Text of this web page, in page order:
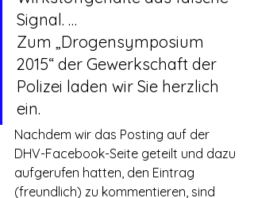
Signal. …
Zum „Drogensymposium
2015“ der Gewerkschaft der
Polizei laden wir Sie herzlich
ein.
Nachdem wir das Posting auf der
DHV-Facebook-Seite geteilt und dazu
aufgerufen hatten, den Eintrag
(freundlich) zu kommentieren, sind